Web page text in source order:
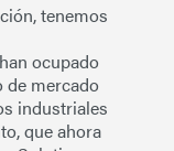
tenemos
ocupado
de mercado
industriales
que ahora